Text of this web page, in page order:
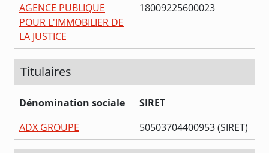
AGENCE PUBLIQUE
POUR L'IMMOBILIER DE
LA JUSTICE
18009225600023
Titulaires
Dénomination sociale
SIRET
ADX GROUPE
50503704400953 (SIRET)